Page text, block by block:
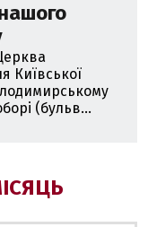
Київської
(бульв...